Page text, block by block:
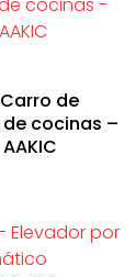
de
cocinas –